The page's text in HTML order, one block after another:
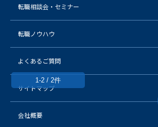
1-2 / 2件
転職相談会・セミナー
転職ノウハウ
よくあるご質問
サイトマップ
会社概要